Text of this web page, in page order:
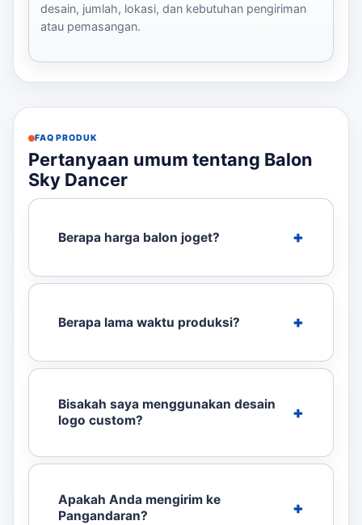
desain, jumlah, lokasi, dan kebutuhan pengiriman
atau pemasangan.
FAQ PRODUK
Pertanyaan umum tentang Balon
Sky Dancer
Berapa harga balon joget?
Berapa lama waktu produksi?
Bisakah saya menggunakan desain
logo custom?
Apakah Anda mengirim ke
Pangandaran?